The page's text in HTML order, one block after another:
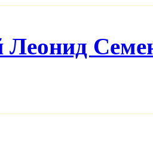
Леонид